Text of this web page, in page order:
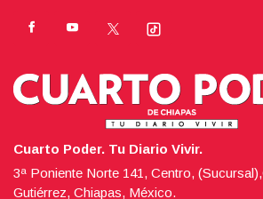
Cuarto Poder. Tu Diario Vivir.
3ª Poniente Norte 141, Centro,
Gutiérrez, Chiapas, México.